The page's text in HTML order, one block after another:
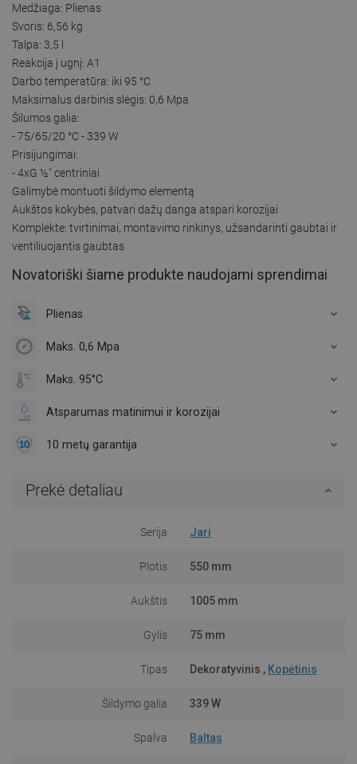
Medžiaga: Plienas
Svoris: 6,56 kg
Talpa: 3,5 l
Reakcija į ugnį: A1
Darbo temperatūra: iki 95 °C
Maksimalus darbinis slėgis: 0,6 Mpa
Šilumos galia:
- 75/65/20 °C - 339 W
Prisijungimai:
- 4xG ½″ centriniai
Galimybė montuoti šildymo elementą
Aukštos kokybės, patvari dažų danga atspari korozijai
Komplekte: tvirtinimai, montavimo rinkinys, užsandarinti gaubtai ir
ventiliuojantis gaubtas
Novatoriški šiame produkte naudojami sprendimai
Plienas
Maks. 0,6 Mpa
Maks. 95°C
Atsparumas matinimui ir korozijai
10 metų garantija
Prekė detaliau
Serija Jari
Plotis 550 mm
Aukštis 1005 mm
Gylis 75 mm
Tipas Dekoratyvinis , Kopėtinis
Šildymo galia 339 W
Spalva Baltas